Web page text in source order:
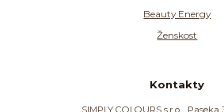
Beauty Energy
Ženskost
Kontakty
SIMPLY COLOURS s.r.o. , Paseka